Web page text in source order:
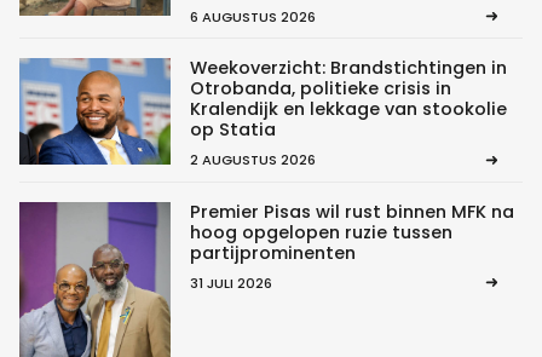
6 AUGUSTUS 2026
Weekoverzicht: Brandstichtingen in
Otrobanda, politieke crisis in
Kralendijk en lekkage van stookolie
op Statia
2 AUGUSTUS 2026
Premier Pisas wil rust binnen MFK na
hoog opgelopen ruzie tussen
partijprominenten
31 JULI 2026